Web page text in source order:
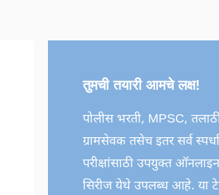
तुमची तयारी आमचे लक्ष!
पोलीस भरती, MPSC,
ग्रामसेवक तसेच इतर सर्व स्पर्धा
परीक्षांसाठी उपयुक्त
सिरीज येथे उपलब्ध आहे. या